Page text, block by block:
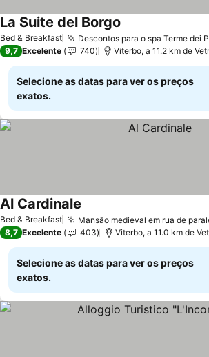
Bed & Breakfast Descontos para o spa Terme dei
La Suite del Borgo
9,7 Excelente 740 Viterbo, a 11.2 km de
Selecione as datas para ver os preços
exatos.
Bed & Breakfast Mansão medieval em rua de
Al Cardinale
8,7 Excelente 403 Viterbo, a 11.0 km de
Selecione as datas para ver os preços
exatos.